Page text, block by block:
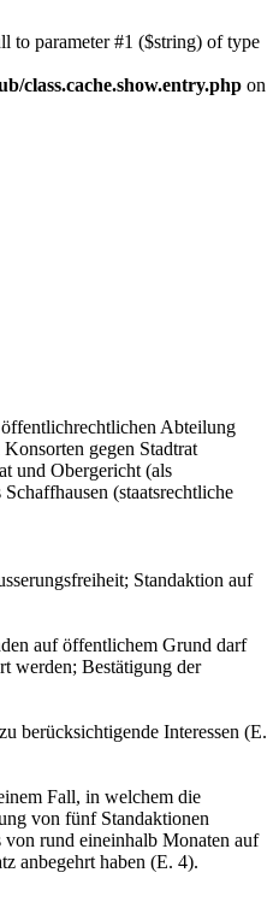
to parameter #1 ($string) of type
class.cache.show.entry.php on
Abteilung
gegen Stadtrat
und Obergericht (als
(staatsrechtliche
Standaktion auf
auf öffentlichem Grund darf
werden; Bestätigung der
berücksichtigende Interessen (E.
Fall, in welchem die
von fünf Standaktionen
von rund eineinhalb Monaten auf
anbegehrt haben (E. 4).